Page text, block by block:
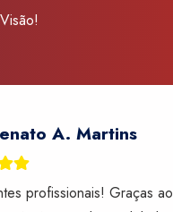
A. Martins
profissionais! Graças ao